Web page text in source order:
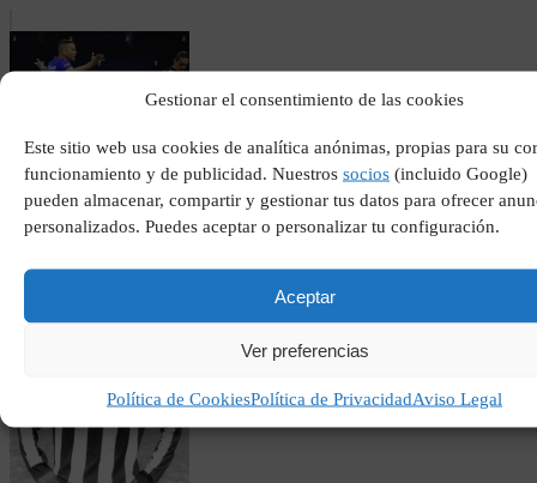
Gestionar el consentimiento de las cookies
Este sitio web usa cookies de analítica anónimas, propias para su
funcionamiento y de publicidad. Nuestros socios (incluido Google)
pueden almacenar, compartir y gestionar tus datos para ofrecer
personalizados. Puedes aceptar o personalizar tu configuración.
Aceptar
Ver preferencias
Política de CookiesPolítica de PrivacidadAviso Legal
El mundo liga bbva